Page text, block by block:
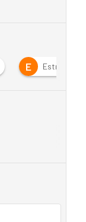
E Estrategia